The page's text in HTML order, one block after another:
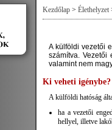
Kezdőlap > Élethelyzet
A külföldi vezetői
számítva. Vezetői
valamint nem
Ki veheti igénybe?
A külföldi hatóság
ha a vezetői
hellyel, illetve